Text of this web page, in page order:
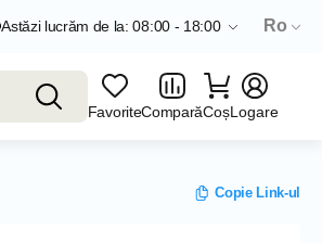
Astăzi lucrăm de la: 08:00 - 18:00 Ro
FavoriteComparăCoșLogare
Copie Link-ul